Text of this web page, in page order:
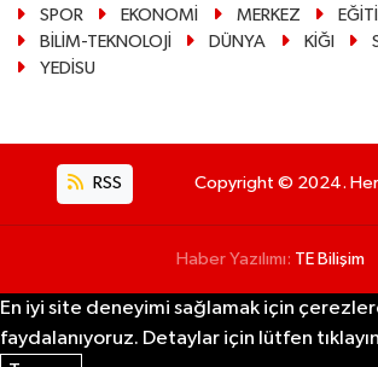
SPOR
EKONOMİ MERKEZ
BİLİM-TEKNOLOJİ
DÜNYA KİĞI
YEDİSU
RSS Copyright © 2024. Her
Haber Yazılımı: TE Bilişim
En iyi site deneyimi sağlamak için
faydalanıyoruz. Detaylar için lütfen